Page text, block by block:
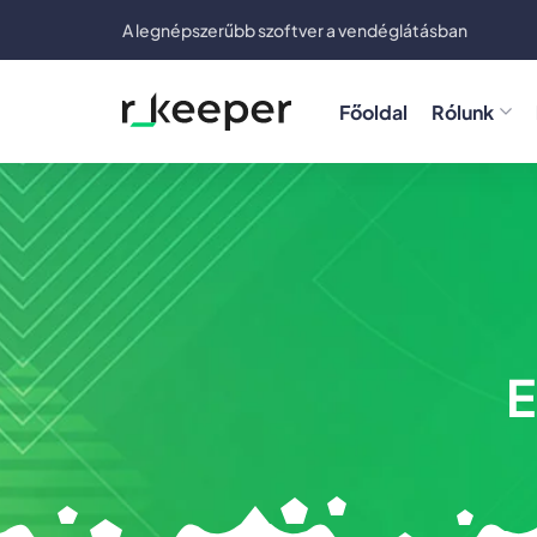
A legnépszerűbb szoftver a vendéglátásban
Főoldal Rólunk